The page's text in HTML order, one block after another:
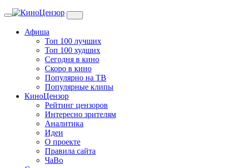
Toggle
Афиша
Топ 100 лучших
Топ 100 худших
Сегодня в кино
Скоро в кино
Популярно на ТВ
Популярные клипы
КиноЦензор
Рейтинг цензоров
Интересно зрителям
Аналитика
Идеи
О проекте
Правила сайта
ЧаВо